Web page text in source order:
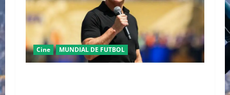
Cine MUNDIAL DE FUTBOL